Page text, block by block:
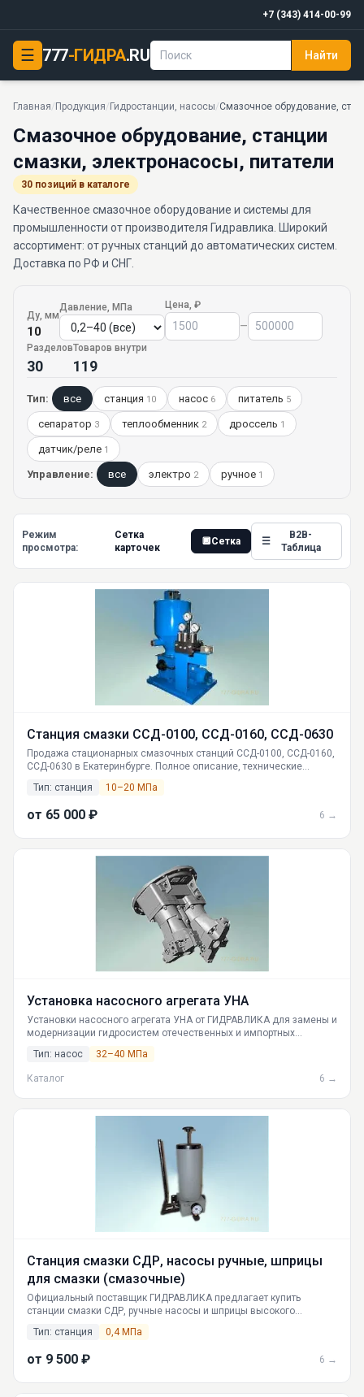
+7 (343) 414-00-99
☰ 777-ГИДРА.RU Найти
Главная/ Продукция/ Гидростанции, насосы/Смазочное обрудование,
Смазочное обрудование, станции
смазки, электронасосы, питатели
30 позиций в каталоге
Качественное смазочное оборудование и системы для
промышленности от производителя Гидравлика. Широкий
ассортимент: от ручных станций до автоматических систем.
Доставка по РФ и СНГ.
Ду, мм
10
Давление, МПа Цена, ₽
–
Разделов
30
Товаров внутри
119
Тип: все станция 10 насос 6 питатель 5
сепаратор 3 теплообменник 2 дроссель 1
датчик/реле 1
Управление: все электро 2 ручное 1
Режим
просмотра:
Сетка
карточек
🔲Сетка ☰
B2B-
Таблица
Станция смазки ССД-0100, ССД-0160, ССД-0630
Продажа стационарных смазочных станций ССД-0100, ССД-0160,
ССД-0630 в Екатеринбурге. Полное описание, технические
Доставка по России.
Тип: станция 10–20 МПа
от 65 000 ₽ 6 →
Установка насосного агрегата УНА
Установки насосного агрегата УНА от ГИДРАВЛИКА для замены и
модернизации гидросистем отечественных и импортных
Российское производство и поставка из Екатеринбурга.
Тип: насос 32–40 МПа
Каталог 6 →
Станция смазки СДР, насосы ручные, шприцы
для смазки (смазочные)
Официальный поставщик ГИДРАВЛИКА предлагает купить
станции смазки СДР, ручные насосы и шприцы высокого
под любое давление и производительность.
Тип: станция 0,4 МПа
от 9 500 ₽ 6 →